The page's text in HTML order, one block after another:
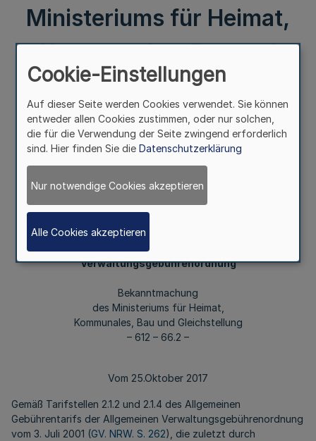
Ministeriums für Heimat,
Kommunales, Bau und
Gleichstellung – 612 – 66.2
–
II.
gemäß Tarifstellen 2.1.2 und 2.1.4
des Allgemeinen Gebührentarifs der Allgemeinen
Verwaltungsgebührenordnung
Bekanntmachung
des Ministeriums für Heimat,
Kommunales, Bau und Gleichstellung
– 612 – 66.2 –
Vom 25.Oktober 2017
Gemäß Tarifstellen 2.1.2 und 2.1.4 des Allgemeinen
Gebührentarifs der Allgemeinen Verwaltungsgebührenordnung
vom 3. Juli 2001 (GV. NRW. S. 262), die zuletzt durch
Cookie-Einstellungen
Auf dieser Seite werden Cookies verwendet. Sie können
entweder allen Cookies zustimmen, oder nur solchen,
die für die Verwendung der Seite zwingend erforderlich
sind. Hier finden Sie die Datenschutzerklärung
Nur notwendige Cookies akzeptieren
Alle Cookies akzeptieren